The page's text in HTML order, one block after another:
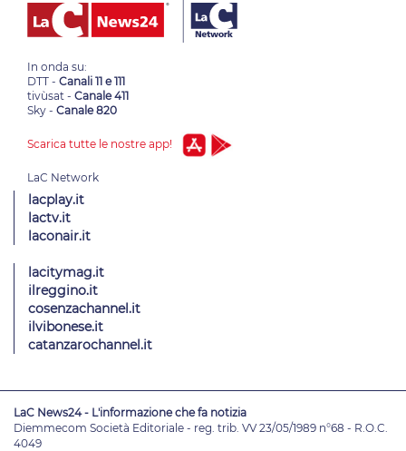
In onda su:
DTT - Canali 11 e 111
tivùsat - Canale 411
Sky - Canale 820
Scarica tutte le nostre app!
lacplay.it
lactv.it
laconair.it
lacitymag.it
ilreggino.it
cosenzachannel.it
ilvibonese.it
catanzarochannel.it
LaC News24 - L'informazione che fa notizia
Diemmecom Società Editoriale - reg. trib. VV 23/05/1989 n°68 - R.O.C.
4049